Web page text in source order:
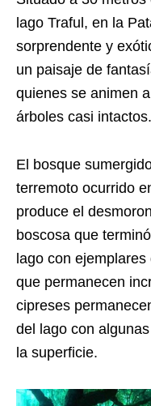
lago Traful, en la
sorprendente y
un paisaje de
quienes se animen
árboles casi intactos.
El bosque
terremoto ocurrido
produce el
boscosa que
lago con
que permanecen
cipreses
del lago con
la superficie.